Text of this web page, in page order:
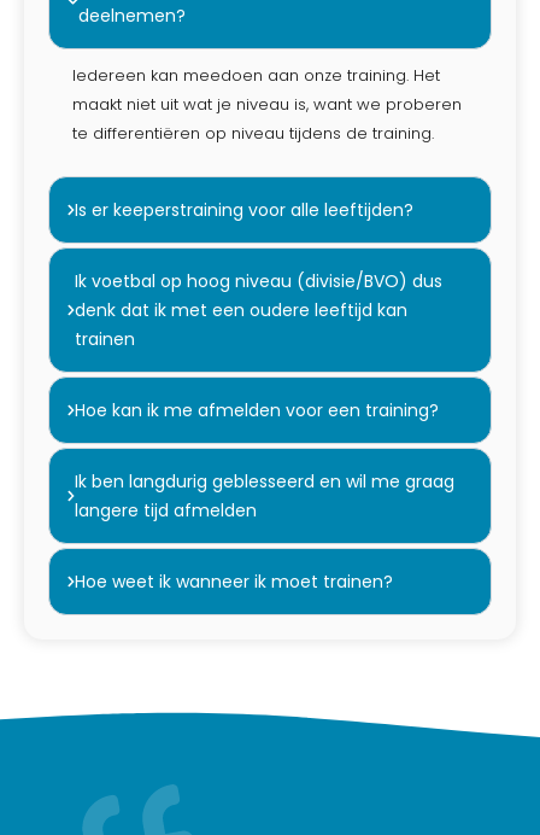
deelnemen?
Iedereen kan meedoen aan onze training. Het
maakt niet uit wat je niveau is, want we proberen
te differentiëren op niveau tijdens de training.
Is er keeperstraining voor alle leeftijden?
Ik voetbal op hoog niveau (divisie/BVO) dus
denk dat ik met een oudere leeftijd kan
trainen
Hoe kan ik me afmelden voor een training?
Ik ben langdurig geblesseerd en wil me graag
langere tijd afmelden
Hoe weet ik wanneer ik moet trainen?